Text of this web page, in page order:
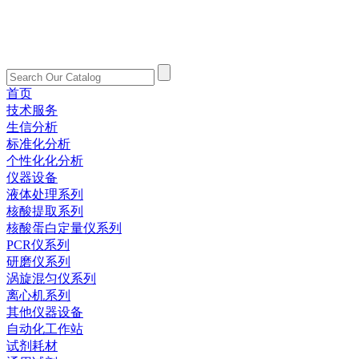
首页
技术服务
生信分析
标准化分析
个性化化分析
仪器设备
液体处理系列
核酸提取系列
核酸蛋白定量仪系列
PCR仪系列
研磨仪系列
涡旋混匀仪系列
离心机系列
其他仪器设备
自动化工作站
试剂耗材